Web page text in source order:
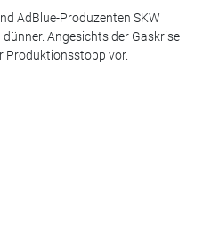
AdBlue-Produzenten SKW
Angesichts der Gaskrise
Produktionsstopp vor.